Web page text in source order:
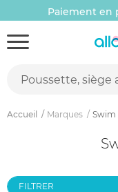
Paiement en
Accueil Marques Swim
FILTRER